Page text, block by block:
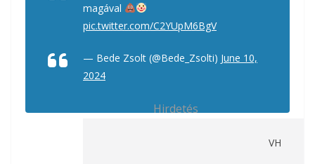
magával
pic.twitter.com/C2YUpM6BgV
— Bede Zsolt (@Bede_Zsolti) June 10,
2024
Hirdetés
VH